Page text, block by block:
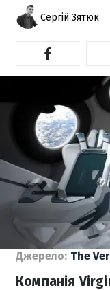
Сергій Зятюк
Джерело: The
Компанія